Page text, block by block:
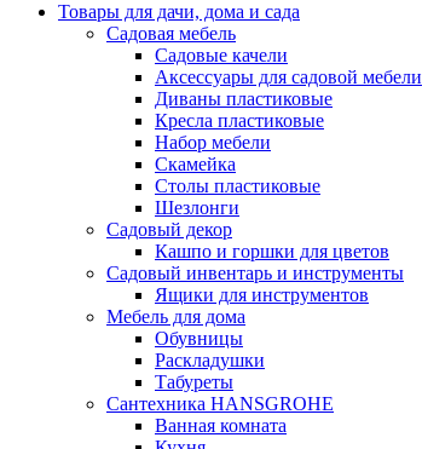
Товары для дачи, дома и сада
Садовая мебель
Садовые качели
Аксессуары для садовой мебели
Диваны пластиковые
Кресла пластиковые
Набор мебели
Скамейка
Столы пластиковые
Шезлонги
Садовый декор
Кашпо и горшки для цветов
Садовый инвентарь и инструменты
Ящики для инструментов
Мебель для дома
Обувницы
Раскладушки
Табуреты
Сантехника HANSGROHE
Ванная комната